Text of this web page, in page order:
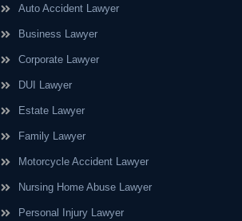
Auto Accident Lawyer
Business Lawyer
Corporate Lawyer
DUI Lawyer
Estate Lawyer
Family Lawyer
Motorcycle Accident Lawyer
Nursing Home Abuse Lawyer
Personal Injury Lawyer